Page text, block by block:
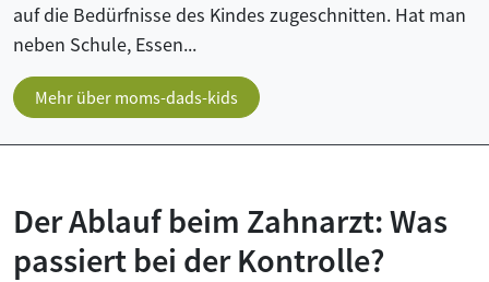
auf die Bedürfnisse des Kindes zugeschnitten. Hat man
neben Schule, Essen...
Mehr über moms-dads-kids
Der Ablauf beim Zahnarzt: Was
passiert bei der Kontrolle?